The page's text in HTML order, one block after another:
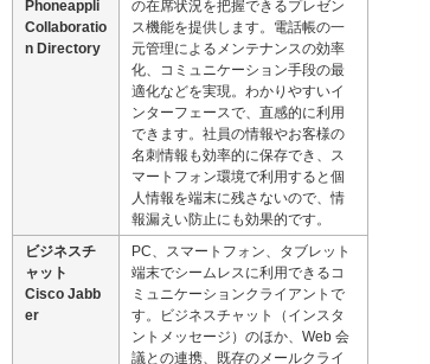
Phoneappli
Collaboratio
n Directory
の在席状況を把握できるプレゼン
ス機能を提供します。電話帳の一
元管理によるメンテナンスの効率
化、コミュニケーション手段の最
適化などを実現。わかりやすいイ
ンターフェースで、直感的に利用
できます。社員の情報やお客様の
名刺情報も効率的に保存でき、ス
マートフォン環境で利用すると個
人情報を端末に残さないので、情
報漏えい防止にも効果的です。
ビジネスチ
ャット
Cisco Jabb
er
PC、スマートフォン、タブレット
端末でシームレスに利用できるコ
ミュニケーションクライアントで
す。ビジネスチャット（インスタ
ントメッセージ）のほか、Web 会
議との連携、既存のメールクライ